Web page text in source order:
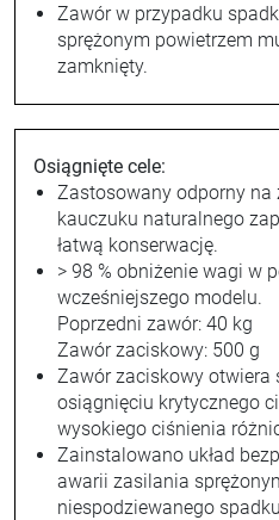
Zawór w przypadku
sprężonym powietrzem
zamknięty.
Osiągnięte cele:
Zastosowany odporny na
kauczuku naturalnego
łatwą konserwację.
> 98 % obniżenie wagi w
wcześniejszego modelu.
Poprzedni zawór: 40 kg
Zawór zaciskowy: 500 g
Zawór zaciskowy otwiera
osiągnięciu krytycznego
wysokiego ciśnienia
Zainstalowano układ
awarii zasilania
niespodziewanego